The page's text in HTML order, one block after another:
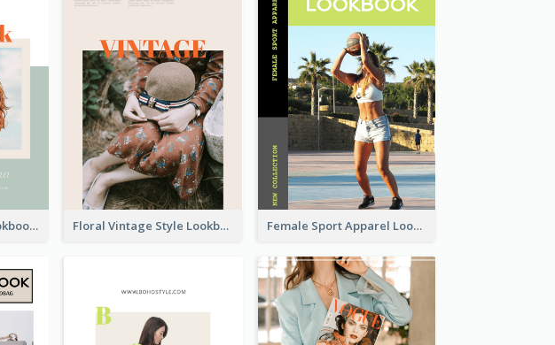
Sweater Weather Lookbook Floral Vintage Style Lookbook Female Sport Apparel Lookbook